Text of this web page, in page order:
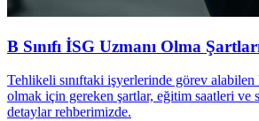
B Sınıfı İSG Uzmanı Olma
Tehlikeli sınıftaki işyerlerinde görev alabilen
olmak için gereken şartlar, eğitim saatleri ve
detaylar rehberimizde.